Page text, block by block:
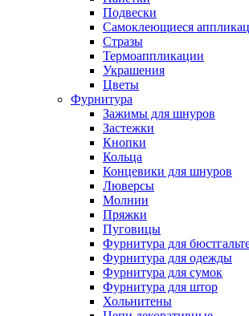
Подвески
Самоклеющиеся
Стразы
Термоаппликации
Украшения
Цветы
Фурнитура
Зажимы для шнуров
Застежки
Кнопки
Кольца
Концевики для шнуров
Люверсы
Молнии
Пряжки
Пуговицы
Фурнитура для
Фурнитура для одежды
Фурнитура для сумок
Фурнитура для штор
Хольнитены